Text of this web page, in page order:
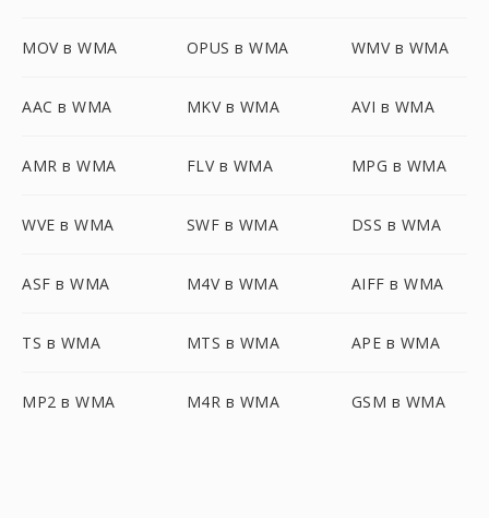
MOV в WMA OPUS в WMA WMV в WMA
AAC в WMA MKV в WMA AVI в WMA
AMR в WMA FLV в WMA MPG в WMA
WVE в WMA SWF в WMA DSS в WMA
ASF в WMA M4V в WMA AIFF в WMA
TS в WMA MTS в WMA APE в WMA
MP2 в WMA M4R в WMA GSM в WMA